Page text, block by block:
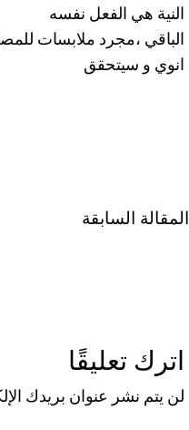
النية هي الفعل نفسه
الباقي ،مجرد ملابسات
انوي و سيتحقق
المقالة السابقة
اترك تعليقًا
لن يتم نشر عنوان بريدك